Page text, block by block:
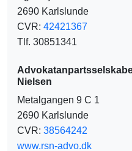
2690 Karlslunde
CVR: 42421367
Tlf. 30851341
Nielsen
Metalgangen 9 C 1
2690 Karlslunde
CVR: 38564242
www.rsn-advo.dk